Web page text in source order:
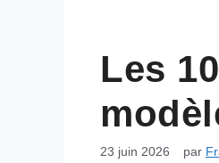
Les
23 juin 2026 par